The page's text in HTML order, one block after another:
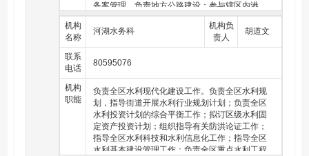
（三十五）组织制定城市防空袭预案，指导重要经济目标
单位制定防护方案，监督检查执行情况。组织指导制定城
市人口疏散计划。组织全区人民防空演习演练。
（三十六）依法筹集人民防空建设经费，编制人民防空经
费预算，监督检查人民防空财务管理规定和制度执行情
况。监督人民防空工程建设技术管理和科学研究管理。监
督、指导落实检查人民防空工程的维护管理工作。负责人
民防空国有资产的管理。
（三十七）参与城市地下空间规划、开发利用，负责城市
地下空间开发利用中人民防空防护等事项的管理和监督检
查工作。
备案管理。负责地方公路建设；参与辖区内港、
站、场枢纽规划和重点交通工程建设。配合做好
区内轨道交通建设。监管建筑工程招投标活动、
建设工程交易市场，指导和监督区招标投标管理
违规行为。负责建设行业诚信体系建设。
机构
名称
河湖水务科
机构负
责人
胡道文
联系
电话
80595076
机构
职能
负责全区水利现代化建设工作。负责全区水利规
划，指导街道开展水利行业规划计划；负责全区
水利投资计划的综合平衡工作；拟订区级水利固
定资产投资计划；组织指导有关防洪论证工作；
指导全区水利科技和水利信息化工作；指导全区
水利基本建设管理工作；负责全区重点水利工程